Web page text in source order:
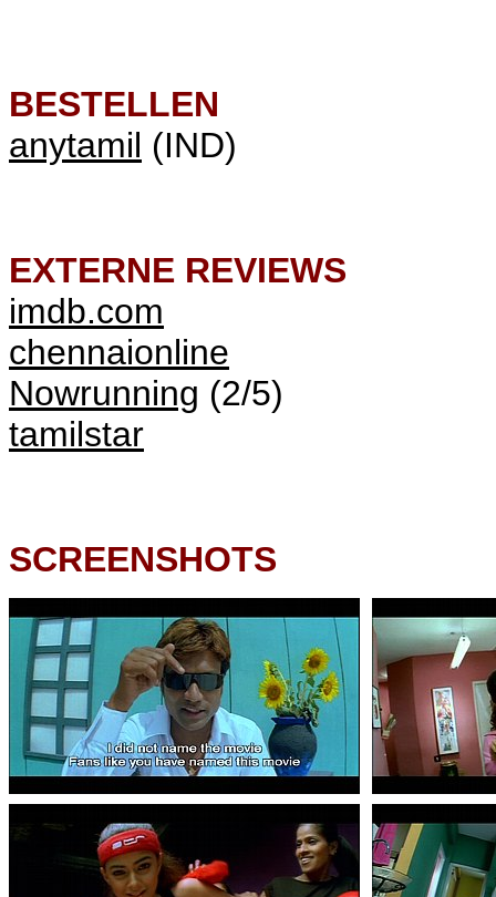
BESTELLEN
anytamil (IND)
EXTERNE REVIEWS
imdb.com
chennaionline
Nowrunning (2/5)
tamilstar
SCREENSHOTS